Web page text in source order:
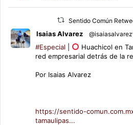
Sentido Común
Isaias Alvarez
#Especial
Huachicol en
red empresarial detrás de la
Por Isaias Alvarez
https://sentido-
tamaulipas...